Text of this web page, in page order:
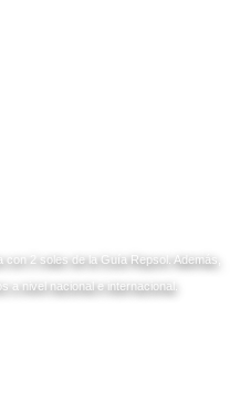
2 soles de la Guía Repsol. Además,
a nivel nacional e internacional.